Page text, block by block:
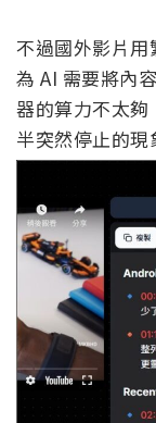
不過國外影片
為 AI 需要將內
器的算力不太
半突然停止的現